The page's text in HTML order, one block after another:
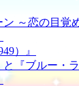
～恋の目覚
）』
『ブルー・ラ